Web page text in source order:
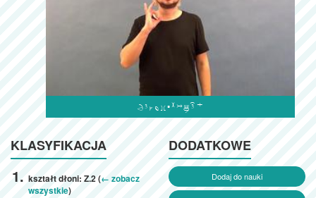

KLASYFIKACJA
kształt dłoni: Z.2 (← zobacz
wszystkie)
DODATKOWE
Dodaj do nauki